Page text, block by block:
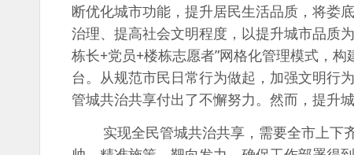
断优化城市功能，提升居民生活品质，将娄
治理、提高社会文明程度，以提升城市品质
栋长+党员+楼栋志愿者”网格化管理模式，
台。从规范市民日常行为做起，加强文明行
管城共治共享付出了不懈努力。然而，提升
实现全民管城共治共享，需要全市上下齐